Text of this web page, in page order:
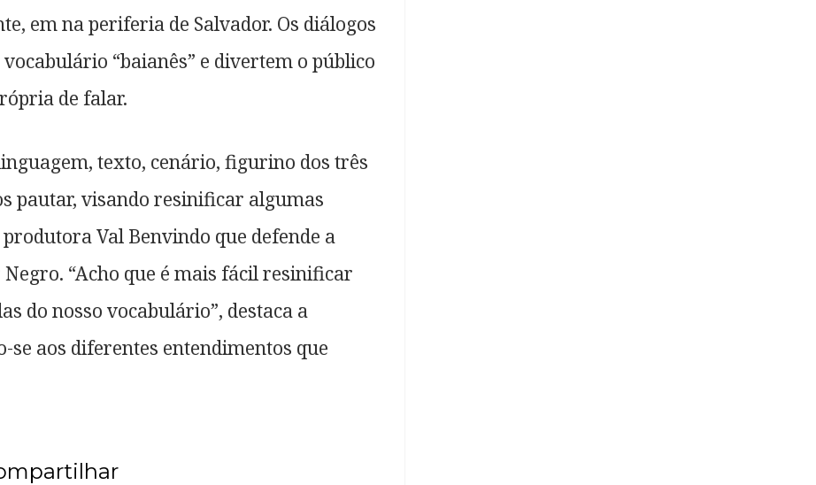
em na periferia de Salvador. Os diálogos
“baianês” e divertem o público
de falar.
texto, cenário, figurino dos três
pautar, visando resinificar algumas
Val Benvindo que defende a
“Acho que é mais fácil resinificar
do nosso vocabulário”, destaca a
aos diferentes entendimentos que